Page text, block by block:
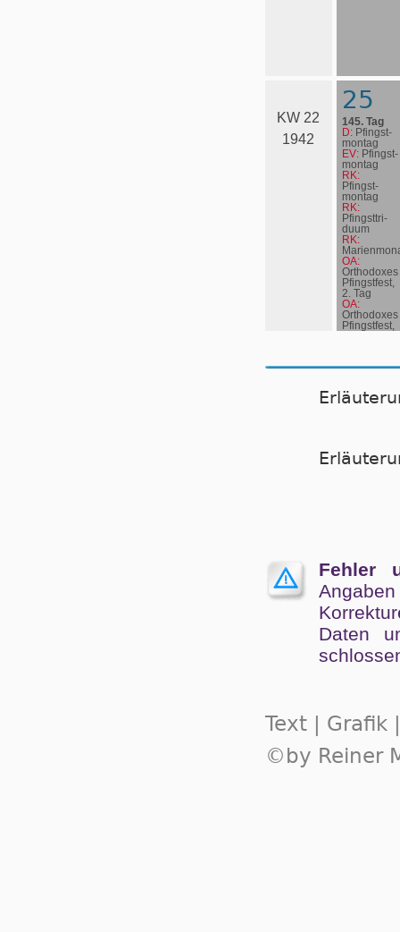
KW 22
1942
25
145. Tag
D: Pfingst­
mon­tag
EV: Pfingst­
mon­tag
RK:
Pfingst­
mon­tag
RK:
Pfingst­tri­
du­um
RK:
OA:
Orthodoxes
Pfingstfest,
2. Tag
OA:
Orthodoxes
Pfingstfest,
Fehler
Angaben
Da­ten
Text | Grafik
©by Reiner